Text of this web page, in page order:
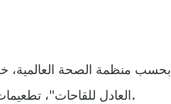
بحسب منظمة الصحة العالمية،
العادل للقاحات"، تطعيمات أكثر مما شحن في الأشهر التسعة الأولى من العام مجتمعة.